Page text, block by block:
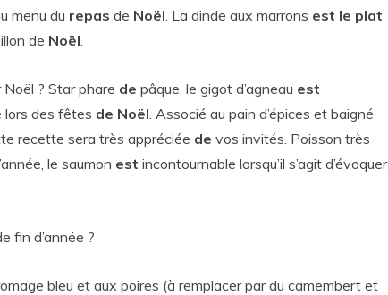
menu du repas de Noël. La dinde aux marrons est le plat
de Noël.
Noël ? Star phare de pâque, le gigot d’agneau est
lors des fêtes de Noël. Associé au pain d’épices et baigné
recette sera très appréciée de vos invités. Poisson très
le saumon est incontournable lorsqu’il s’agit d’évoquer
fin d’année ?
bleu et aux poires (à remplacer par du camembert et